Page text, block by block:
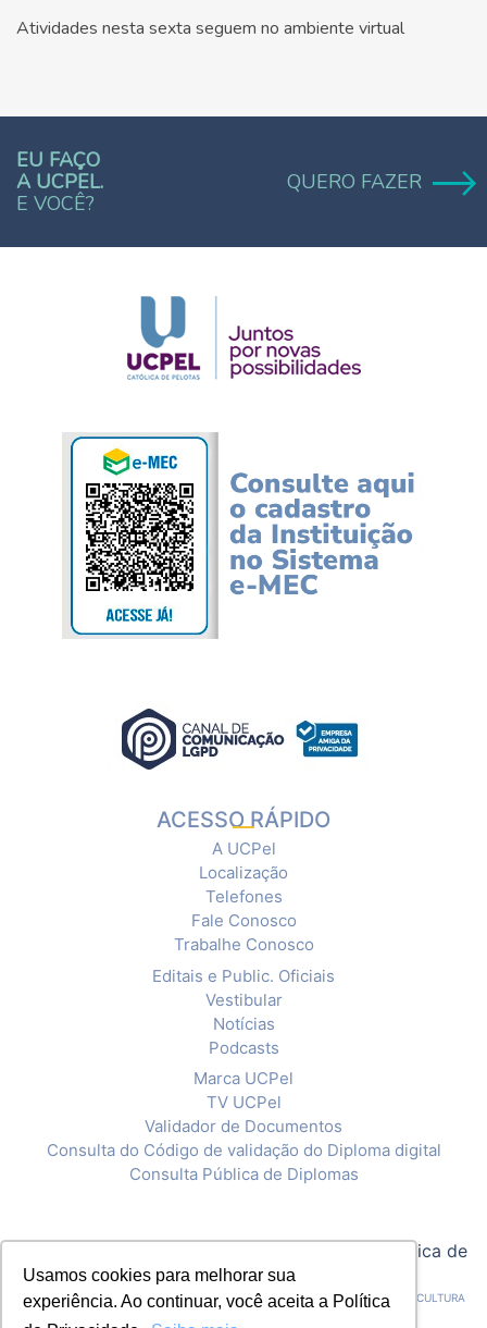
Usamos cookies para melhorar sua
experiência. Ao continuar, você aceita a Política
Atividades nesta sexta seguem no ambiente virtual
EU FAÇO
A UCPEL.
E VOCÊ?
QUERO FAZER
ACESSO RÁPIDO
A UCPel
Localização
Telefones
Fale Conosco
Trabalhe Conosco
Editais e Public. Oficiais
Vestibular
Notícias
Podcasts
Marca UCPel
TV UCPel
Validador de Documentos
Consulta do Código de validação do Diploma digital
Consulta Pública de Diplomas
Política de
Privacidade
CNPJ: 92.238.914/0001-03 - ASSOCIAÇÃO PELOTENSE DE ASSISTÊNCIA E CULTURA